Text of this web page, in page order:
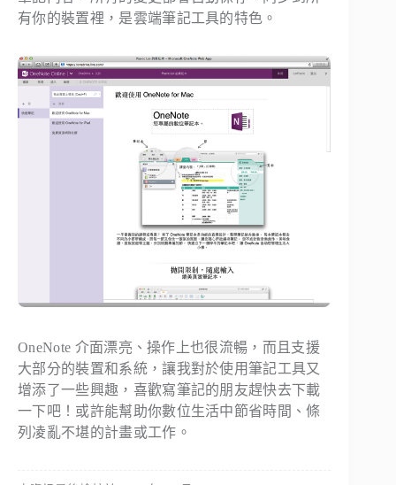
有你的裝置裡，是雲端筆記工具的特色。
OneNote 介面漂亮、操作上也很流暢，而且支援
大部分的裝置和系統，讓我對於使用筆記工具又
增添了一些興趣，喜歡寫筆記的朋友趕快去下載
一下吧！或許能幫助你數位生活中節省時間、條
列凌亂不堪的計畫或工作。